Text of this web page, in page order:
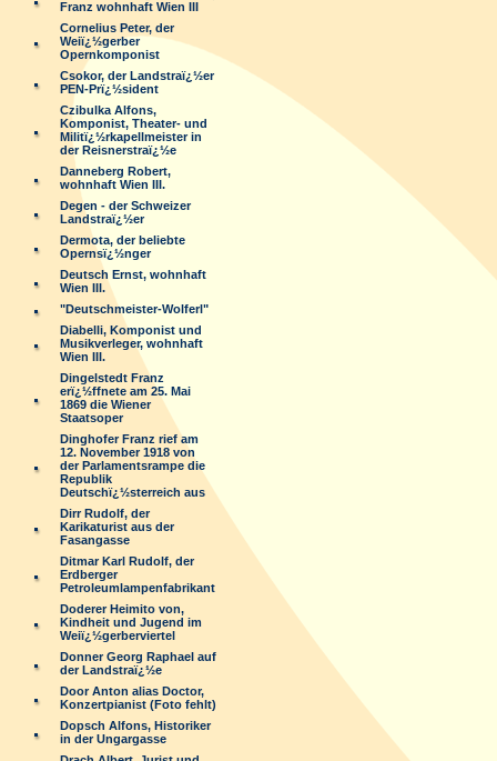
Franz wohnhaft Wien III
Cornelius Peter, der
Weiï¿½gerber
Opernkomponist
Csokor, der Landstraï¿½er
PEN-Prï¿½sident
Czibulka Alfons,
Komponist, Theater- und
Militï¿½rkapellmeister in
der Reisnerstraï¿½e
Danneberg Robert,
wohnhaft Wien III.
Degen - der Schweizer
Landstraï¿½er
Dermota, der beliebte
Opernsï¿½nger
Deutsch Ernst, wohnhaft
Wien III.
"Deutschmeister-Wolferl"
Diabelli, Komponist und
Musikverleger, wohnhaft
Wien III.
Dingelstedt Franz
erï¿½ffnete am 25. Mai
1869 die Wiener
Staatsoper
Dinghofer Franz rief am
12. November 1918 von
der Parlamentsrampe die
Republik
Deutschï¿½sterreich aus
Dirr Rudolf, der
Karikaturist aus der
Fasangasse
Ditmar Karl Rudolf, der
Erdberger
Petroleumlampenfabrikant
Doderer Heimito von,
Kindheit und Jugend im
Weiï¿½gerberviertel
Donner Georg Raphael auf
der Landstraï¿½e
Door Anton alias Doctor,
Konzertpianist (Foto fehlt)
Dopsch Alfons, Historiker
in der Ungargasse